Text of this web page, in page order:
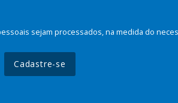
sejam processados, na medida do
Cadastre-se